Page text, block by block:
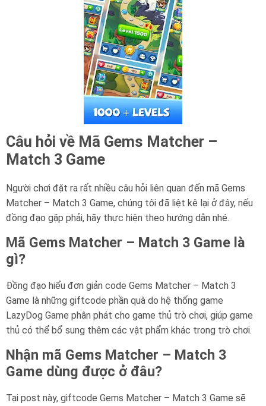
Câu hỏi về Mã Gems Matcher –
Match 3 Game
Người chơi đặt ra rất nhiều câu hỏi liên quan đến mã Gems
Matcher – Match 3 Game, chúng tôi đã liệt kê lại ở đây, nếu
đồng đạo gặp phải, hãy thực hiện theo hướng dẫn nhé.
Mã Gems Matcher – Match 3 Game là
gì?
Đồng đạo hiểu đơn giản code Gems Matcher – Match 3
Game là những giftcode phần quà do hệ thống game
LazyDog Game phân phát cho game thủ trò chơi, giúp game
thủ có thể bổ sung thêm các vật phẩm khác trong trò chơi.
Nhận mã Gems Matcher – Match 3
Game dùng được ở đâu?
Tại post này, giftcode Gems Matcher – Match 3 Game sẽ